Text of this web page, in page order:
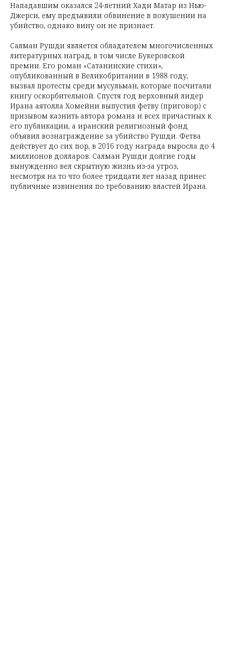
Нападавшим оказался 24-летний Хади Матар из Нью-
Джерси, ему предъявили обвинение в покушении на
убийство, однако вину он не признает.
Салман Рушди является обладателем многочисленных
литературных наград, в том числе Букеровской
премии. Его роман «Сатанинские стихи»,
опубликованный в Великобритании в 1988 году,
вызвал протесты среди мусульман, которые посчитали
книгу оскорбительной. Спустя год верховный лидер
Ирана аятолла Хомейни выпустил фетву (приговор) с
призывом казнить автора романа и всех причастных к
его публикации, а иранский религиозный фонд
объявил вознаграждение за убийство Рушди. Фетва
действует до сих пор, в 2016 году награда выросла до 4
миллионов долларов. Салман Рушди долгие годы
вынужденно вел скрытную жизнь из-за угроз,
несмотря на то что более тридцати лет назад принес
публичные извинения по требованию властей Ирана.